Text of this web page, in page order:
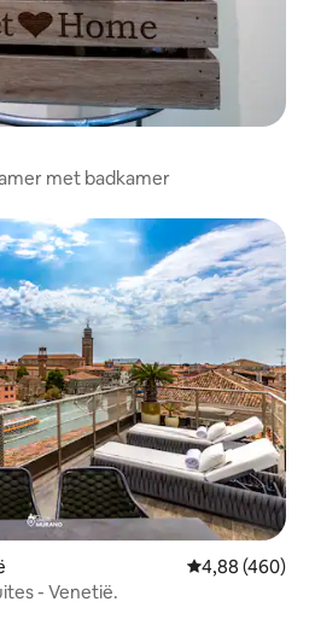
met badkamer
Gemiddelde
4,88 (460)
- Venetië.